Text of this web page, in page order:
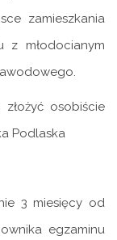
zamieszkania
z młodocianym
osobiście
Podlaska
3 miesięcy od
egzaminu